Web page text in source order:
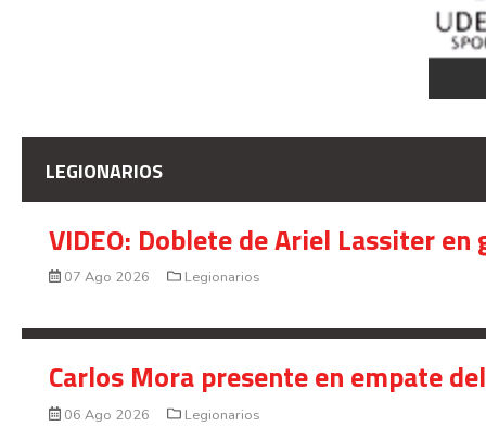
LEGIONARIOS
VIDEO: Doblete de Ariel Lassiter
07 Ago 2026 Legionarios
Carlos Mora presente en empate
06 Ago 2026 Legionarios